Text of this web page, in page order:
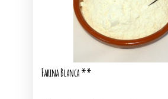
Farina Blanca **